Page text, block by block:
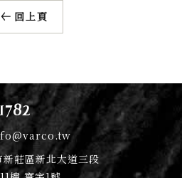
回上頁
新莊區新北大道三段